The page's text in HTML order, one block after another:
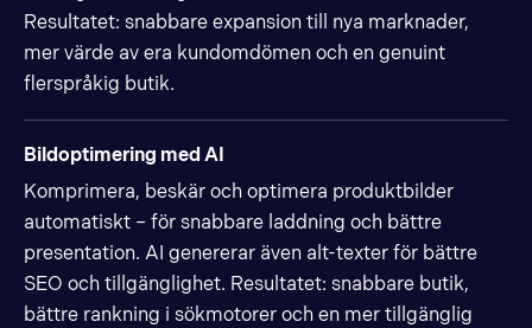
Resultatet: snabbare expansion till nya marknader,
mer värde av era kundomdömen och en genuint
flerspråkig butik.
Bildoptimering med AI
Komprimera, beskär och optimera produktbilder
automatiskt – för snabbare laddning och bättre
presentation. AI genererar även alt-texter för bättre
SEO och tillgänglighet. Resultatet: snabbare butik,
bättre rankning i sökmotorer och en mer tillgänglig